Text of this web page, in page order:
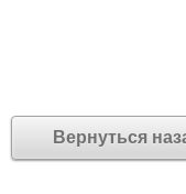
Вернуться